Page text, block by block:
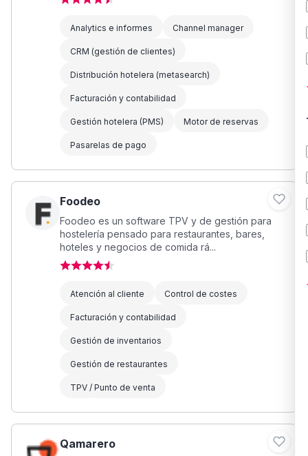
Analytics e informes Channel manager
CRM (gestión de clientes)
Distribución hotelera (metasearch)
Facturación y contabilidad
Gestión hotelera (PMS) Motor de reservas
Pasarelas de pago
Foodeo
Foodeo es un software TPV y de gestión para
hostelería pensado para restaurantes, bares,
hoteles y negocios de comida rá...
Atención al cliente Control de costes
Facturación y contabilidad
Gestión de inventarios
Gestión de restaurantes
TPV / Punto de venta
Qamarero